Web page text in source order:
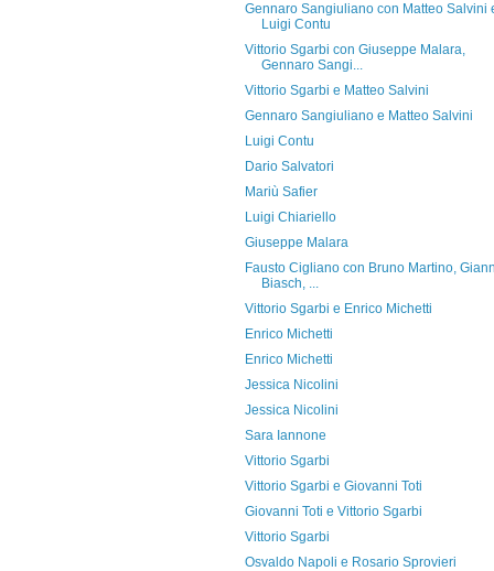
Gennaro Sangiuliano con Matteo Salvini
Luigi Contu
Vittorio Sgarbi con Giuseppe Malara,
Gennaro Sangi...
Vittorio Sgarbi e Matteo Salvini
Gennaro Sangiuliano e Matteo Salvini
Luigi Contu
Dario Salvatori
Mariù Safier
Luigi Chiariello
Giuseppe Malara
Fausto Cigliano con Bruno Martino,
Biasch, ...
Vittorio Sgarbi e Enrico Michetti
Enrico Michetti
Enrico Michetti
Jessica Nicolini
Jessica Nicolini
Sara Iannone
Vittorio Sgarbi
Vittorio Sgarbi e Giovanni Toti
Giovanni Toti e Vittorio Sgarbi
Vittorio Sgarbi
Osvaldo Napoli e Rosario Sprovieri